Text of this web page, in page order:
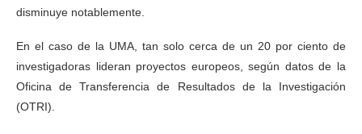
disminuye notablemente.
En el caso de la UMA, tan solo cerca de un 20 por ciento de
investigadoras lideran proyectos europeos, según datos de la
Oficina de Transferencia de Resultados de la Investigación
(OTRI).